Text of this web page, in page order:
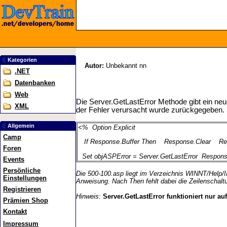
Kategorien
.NET
Datenbanken
Web
XML
Allgemein
Camp
Foren
Events
Persönliche
Einstellungen
Registrieren
Prämien Shop
Kontakt
Impressum
Autor: Unbekannt nn
Die Server.GetLastError Methode gibt ein
der Fehler verursacht wurde
<% Option Explicit
If Response.Buffer Then
Response.Clear
Set objASPError = Server.GetLastError
Die 500-100.asp liegt im Verzeichnis WINNT/
Anweisung. Nach Then fehlt dabei die
Hinweis: Server.GetLastError funktioniert nur